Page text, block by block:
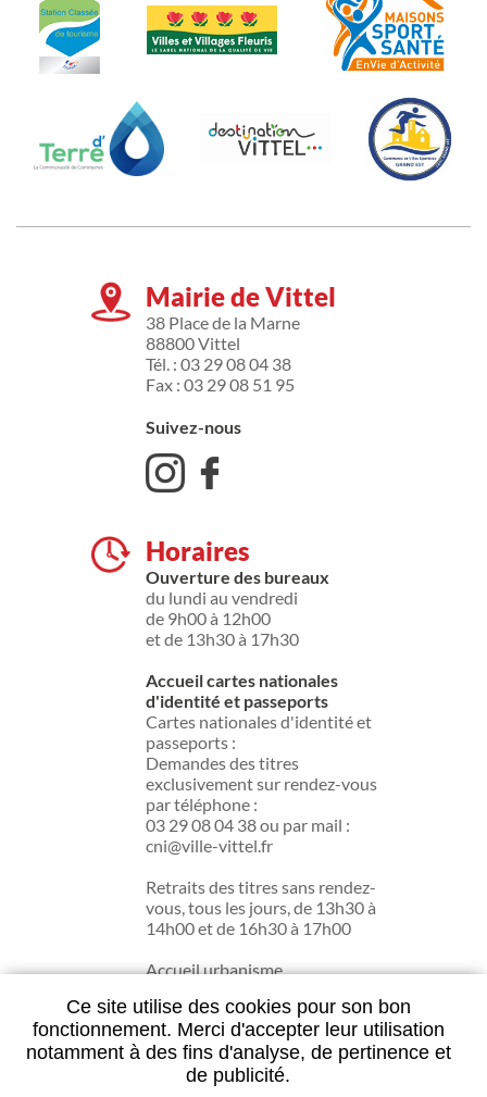
Ce site utilise des cookies pour son bon
fonctionnement. Merci d'accepter leur utilisation
notamment à des fins d'analyse, de pertinence et
de publicité.
Mairie de Vittel
38 Place de la Marne
88800 Vittel
Tél. : 03 29 08 04 38
Fax : 03 29 08 51 95
Suivez-nous
Horaires
Ouverture des bureaux
du lundi au vendredi
de 9h00 à 12h00
et de 13h30 à 17h30
Accueil cartes nationales
d'identité et passeports
Cartes nationales d'identité et
passeports :
Demandes des titres
exclusivement sur rendez-vous
par téléphone :
03 29 08 04 38 ou par mail :
cni@ville-vittel.fr
Retraits des titres sans rendez-
vous, tous les jours, de 13h30 à
14h00 et de 16h30 à 17h00
Accueil urbanisme
17h30.